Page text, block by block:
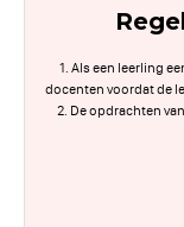
1. Als een leerling
docenten voordat de
2. De opdrachten